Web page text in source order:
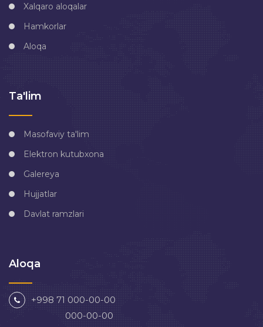
Xalqaro aloqalar
Hamkorlar
Aloqa
Ta'lim
Masofaviy ta'lim
Elektron kutubxona
Galereya
Hujjatlar
Davlat ramzlari
Aloqa
+998 71 000-00-00
000-00-00